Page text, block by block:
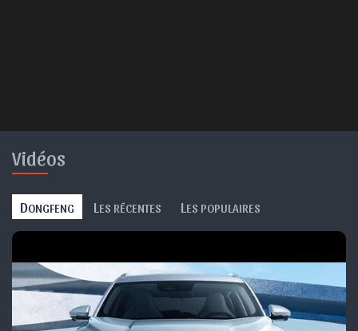
Vidéos
DONGFENG L ES RÉCENTES L ES POPULAIRES